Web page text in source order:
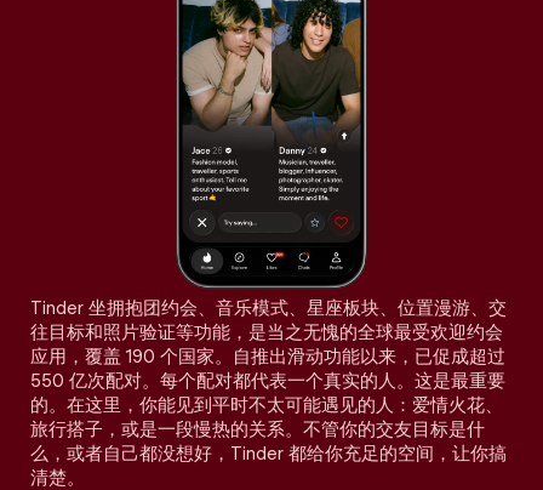
Tinder 坐拥抱团约会、音乐模式、星座板块、位置漫游、交
往目标和照片验证等功能，是当之无愧的全球最受欢迎约会
应用，覆盖 190 个国家。自推出滑动功能以来，已促成超过
550 亿次配对。每个配对都代表一个真实的人。这是最重要
的。在这里，你能见到平时不太可能遇见的人：爱情火花、
旅行搭子，或是一段慢热的关系。不管你的交友目标是什
么，或者自己都没想好，Tinder 都给你充足的空间，让你搞
清楚。